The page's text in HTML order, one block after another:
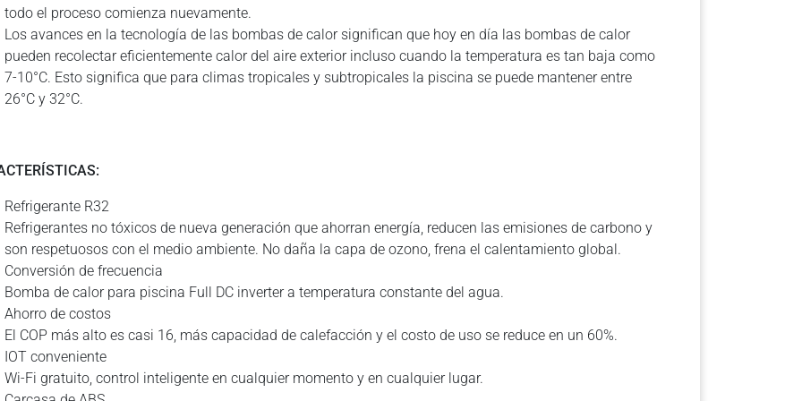
todo el proceso comienza nuevamente.
Los avances en la tecnología de las bombas de calor significan que hoy en día las bombas de calor
pueden recolectar eficientemente calor del aire exterior incluso cuando la temperatura es tan baja como
7-10°C. Esto significa que para climas tropicales y subtropicales la piscina se puede mantener entre
26°C y 32°C.
Refrigerante R32
Refrigerantes no tóxicos de nueva generación que ahorran energía, reducen las emisiones de carbono y
son respetuosos con el medio ambiente. No daña la capa de ozono, frena el calentamiento global.
Conversión de frecuencia
Bomba de calor para piscina Full DC inverter a temperatura constante del agua.
Ahorro de costos
El COP más alto es casi 16, más capacidad de calefacción y el costo de uso se reduce en un 60%.
IOT conveniente
Wi-Fi gratuito, control inteligente en cualquier momento y en cualquier lugar.